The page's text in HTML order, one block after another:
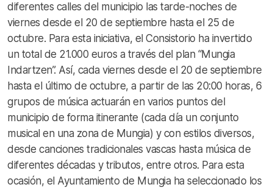
diferentes calles del municipio las tarde-noches de
viernes desde el 20 de septiembre hasta el 25 de
octubre. Para esta iniciativa, el Consistorio ha invertido
un total de 21.000 euros a través del plan “Mungia
Indartzen”. Así, cada viernes desde el 20 de septiembre
hasta el último de octubre, a partir de las 20:00 horas, 6
grupos de música actuarán en varios puntos del
municipio de forma itinerante (cada día un conjunto
musical en una zona de Mungia) y con estilos diversos,
desde canciones tradicionales vascas hasta música de
diferentes décadas y tributos, entre otros. Para esta
ocasión, el Ayuntamiento de Mungia ha seleccionado los